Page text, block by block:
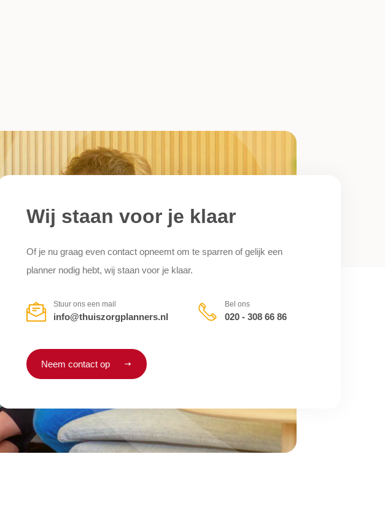
Wij staan voor je klaar
Of je nu graag even contact opneemt om te sparren of gelijk een
planner nodig hebt, wij staan voor je klaar.
Stuur ons een mail
info@thuiszorgplanners.nl
Bel ons
020 - 308 66 86
Neem contact op